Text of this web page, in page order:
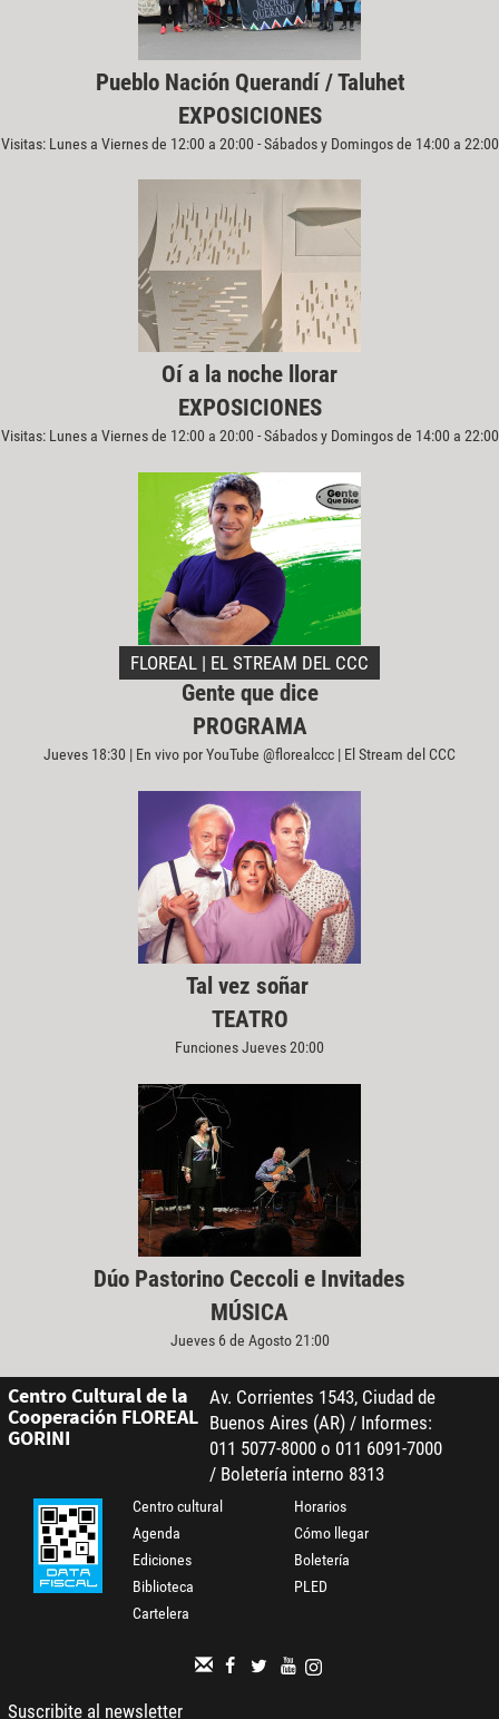
Pueblo Nación Querandí / Taluhet
EXPOSICIONES
Visitas: Lunes a Viernes de 12:00 a 20:00 - Sábados y Domingos de 14:00 a 22:00
Oí a la noche llorar
EXPOSICIONES
Visitas: Lunes a Viernes de 12:00 a 20:00 - Sábados y Domingos de 14:00 a 22:00
FLOREAL | EL STREAM DEL CCC
Gente que dice
PROGRAMA
Jueves 18:30 | En vivo por YouTube @florealccc | El Stream del CCC
Tal vez soñar
TEATRO
Funciones Jueves 20:00
Dúo Pastorino Ceccoli e Invitades
MÚSICA
Jueves 6 de Agosto 21:00
Centro Cultural de la
Cooperación FLOREAL
GORINI
Av. Corrientes 1543, Ciudad de
Buenos Aires (AR) / Informes:
011 5077-8000 o 011 6091-7000
/ Boletería interno 8313
Centro cultural
Agenda
Ediciones
Biblioteca
Cartelera
Horarios
Cómo llegar
Boletería
PLED
Suscribite al newsletter